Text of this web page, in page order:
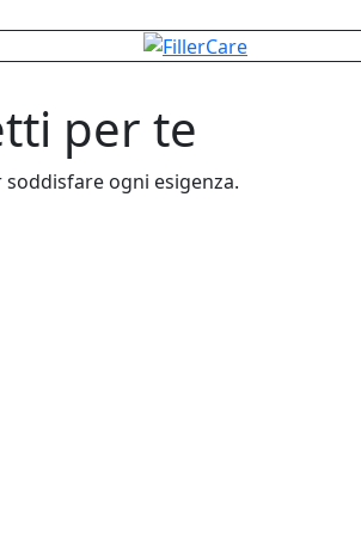
per te
ogni esigenza.